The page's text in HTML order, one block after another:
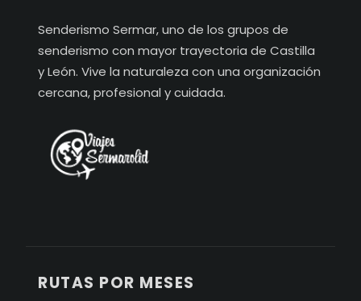
Senderismo Sermar, uno de los grupos de
senderismo con mayor trayectoria de Castilla
y León. Vive la naturaleza con una organización
cercana, profesional y cuidada.
RUTAS POR MESES